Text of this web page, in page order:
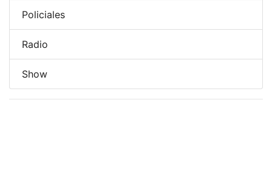
Policiales
Radio
Show